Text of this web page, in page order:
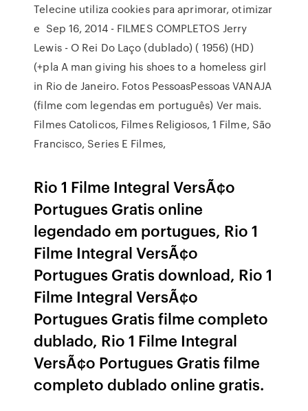
Telecine utiliza cookies para aprimorar, otimizar
e Sep 16, 2014 - FILMES COMPLETOS Jerry
Lewis - O Rei Do Laço (dublado) ( 1956) (HD)
(+pla A man giving his shoes to a homeless girl
in Rio de Janeiro. Fotos PessoasPessoas VANAJA
(filme com legendas em português) Ver mais.
Filmes Catolicos, Filmes Religiosos, 1 Filme, São
Francisco, Series E Filmes,
Rio 1 Filme Integral VersÃ¢o
Portugues Gratis online
legendado em portugues, Rio 1
Filme Integral VersÃ¢o
Portugues Gratis download, Rio 1
Filme Integral VersÃ¢o
Portugues Gratis filme completo
dublado, Rio 1 Filme Integral
VersÃ¢o Portugues Gratis filme
completo dublado online gratis.